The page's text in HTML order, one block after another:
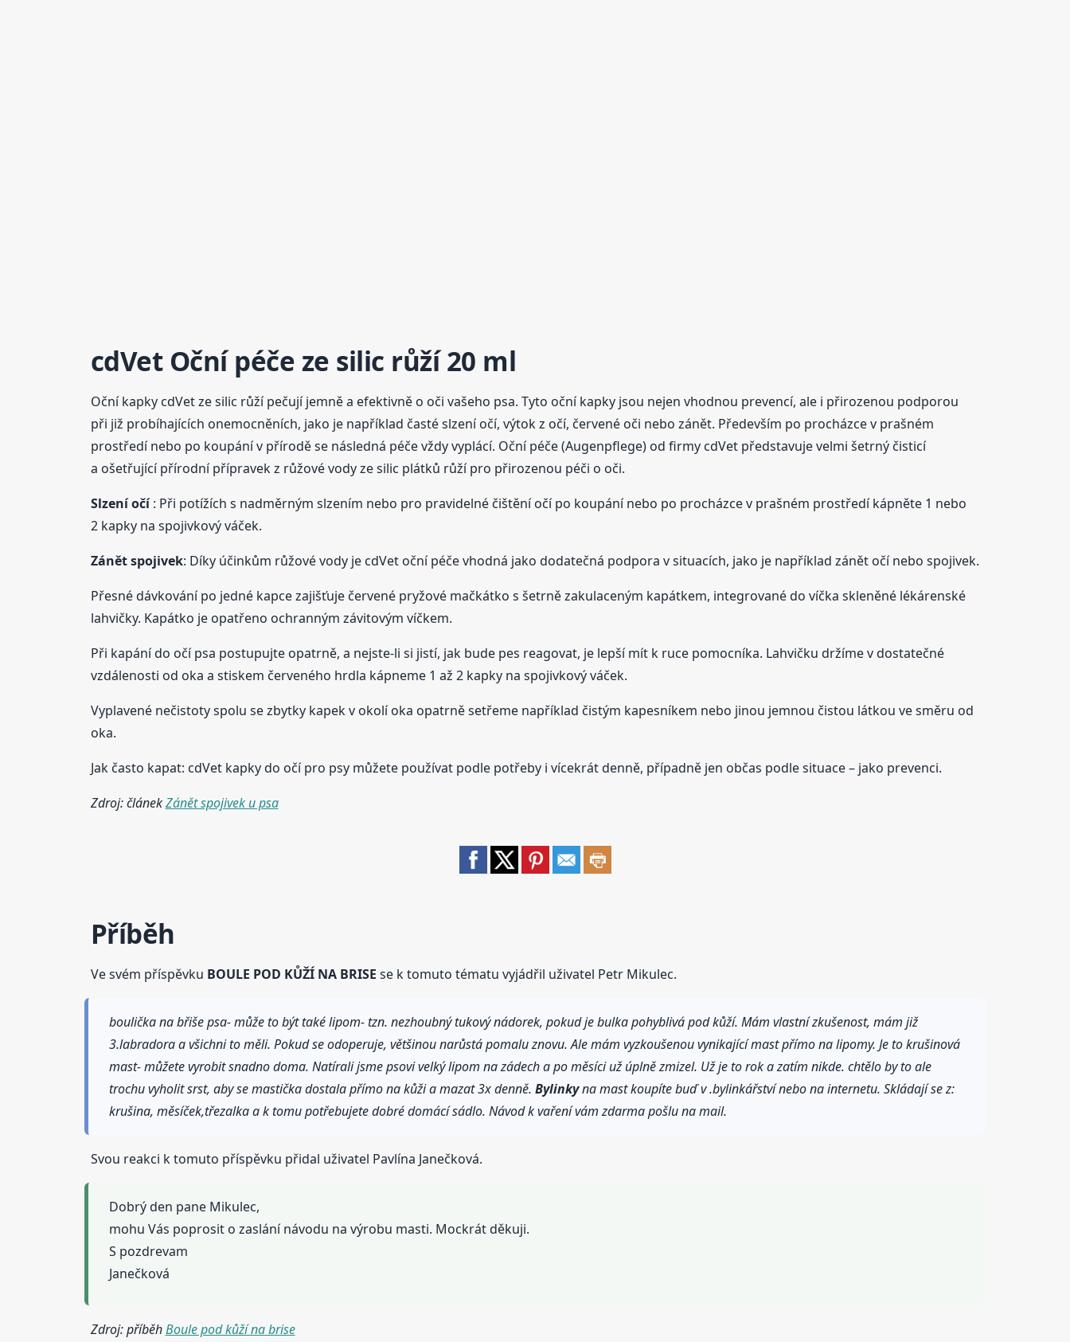
cdVet Oční péče ze silic růží 20 ml
Oční kapky cdVet ze silic růží pečují jemně a efektivně o oči vašeho psa. Tyto oční kapky jsou nejen vhodnou prevencí, ale i přirozenou podporou
při již probíhajících onemocněních, jako je například časté slzení očí, výtok z očí, červené oči nebo zánět. Především po procházce v prašném
prostředí nebo po koupání v přírodě se následná péče vždy vyplácí. Oční péče (Augenpflege) od firmy cdVet představuje velmi šetrný čisticí
a ošetřující přírodní přípravek z růžové vody ze silic plátků růží pro přirozenou péči o oči.
Slzení očí: Při potížích s nadměrným slzením nebo pro pravidelné čištění očí po koupání nebo po procházce v prašném prostředí kápněte 1 nebo
2 kapky na spojivkový váček.
Zánět spojivek: Díky účinkům růžové vody je cdVet oční péče vhodná jako dodatečná podpora v situacích, jako je například zánět očí nebo spojivek.
Přesné dávkování po jedné kapce zajišťuje červené pryžové mačkátko s šetrně zakulaceným kapátkem, integrované do víčka skleněné lékárenské
lahvičky. Kapátko je opatřeno ochranným závitovým víčkem.
Při kapání do očí psa postupujte opatrně, a nejste-li si jistí, jak bude pes reagovat, je lepší mít k ruce pomocníka. Lahvičku držíme v dostatečné
vzdálenosti od oka a stiskem červeného hrdla kápneme 1 až 2 kapky na spojivkový váček.
Vyplavené nečistoty spolu se zbytky kapek v okolí oka opatrně setřeme například čistým kapesníkem nebo jinou jemnou čistou látkou ve směru od
oka.
Jak často kapat: cdVet kapky do očí pro psy můžete používat podle potřeby i vícekrát denně, případně jen občas podle situace – jako prevenci.
Zdroj: článekZánět spojivek u psa
Příběh
Ve svém příspěvku BOULE POD KŮŽÍ NA BRISE se k tomuto tématu vyjádřil uživatel Petr Mikulec.
boulička na břiše psa- může to být také lipom- tzn. nezhoubný tukový nádorek, pokud je bulka pohyblivá pod kůží. Mám vlastní zkušenost, mám již
3.labradora a všichni to měli. Pokud se odoperuje, většinou narůstá pomalu znovu. Ale mám vyzkoušenou vynikající mast přímo na lipomy. Je to krušinová
mast- můžete vyrobit snadno doma. Natírali jsme psovi velký lipom na zádech a po měsíci už úplně zmizel. Už je to rok a zatím nikde. chtělo by to ale
trochu vyholit srst, aby se mastička dostala přímo na kůži a mazat 3x denně. Bylinkyna mast koupíte buď v .bylinkářství nebo na internetu. Skládají se z:
krušina, měsíček,třezalka a k tomu potřebujete dobré domácí sádlo. Návod k vaření vám zdarma pošlu na mail.
Svou reakci k tomuto příspěvku přidal uživatel Pavlína Janečková.
Dobrý den pane Mikulec,
mohu Vás poprosit o zaslání návodu na výrobu masti. Mockrát děkuji.
S pozdrevam
Janečková
Zdroj: příběhBoule pod kůží na brise